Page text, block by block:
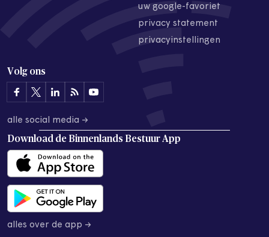
uw google-favoriet
privacy statement
privacyinstellingen
Volg ons
alle social media →
Download de Binnenlands Bestuur App
alles over de app →